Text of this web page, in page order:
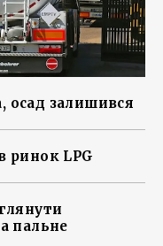
осад залишився
ринок LPG
пальне